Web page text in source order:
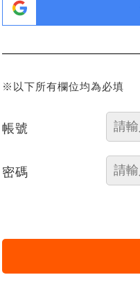
※以下所有欄位均為必填
帳號
密碼